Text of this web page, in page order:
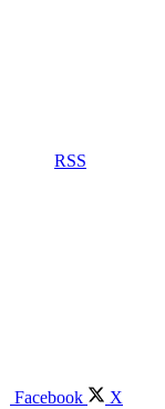
RSS
Facebook X